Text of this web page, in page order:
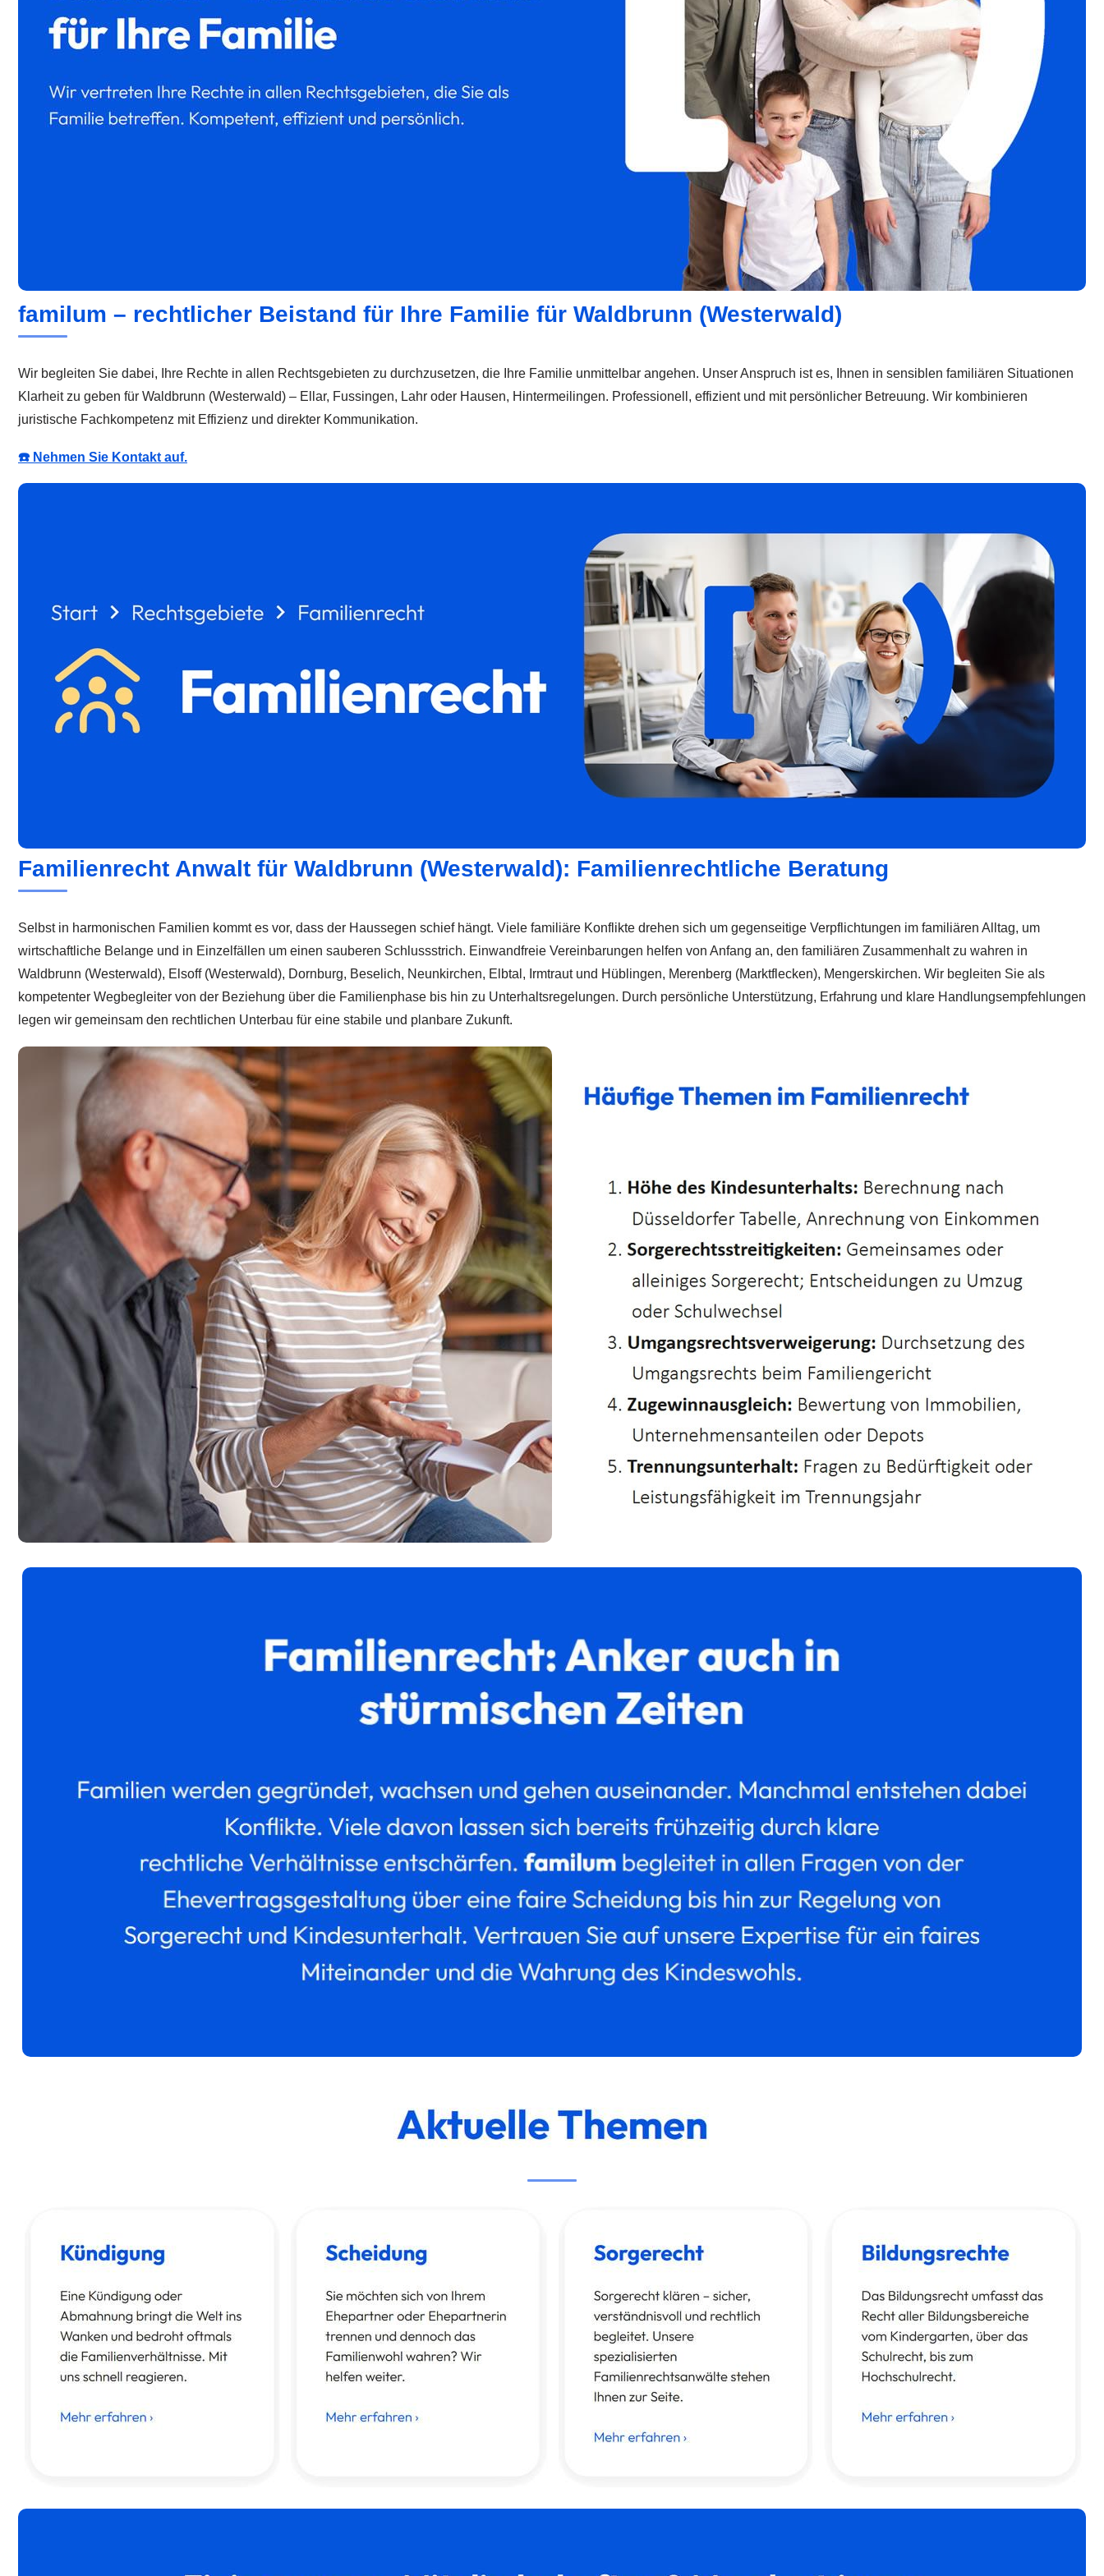
familum – rechtlicher Beistand für Ihre Familie für Waldbrunn (Westerwald)
Wir begleiten Sie dabei, Ihre Rechte in allen Rechtsgebieten zu durchzusetzen, die Ihre Familie unmittelbar angehen. Unser Anspruch ist es, Ihnen in sensiblen familiären Situationen
Klarheit zu geben für Waldbrunn (Westerwald) – Ellar, Fussingen, Lahr oder Hausen, Hintermeilingen. Professionell, effizient und mit persönlicher Betreuung. Wir kombinieren
juristische Fachkompetenz mit Effizienz und direkter Kommunikation.
☎️ Nehmen Sie Kontakt auf.
Familienrecht Anwalt für Waldbrunn (Westerwald): Familienrechtliche Beratung
Selbst in harmonischen Familien kommt es vor, dass der Haussegen schief hängt. Viele familiäre Konflikte drehen sich um gegenseitige Verpflichtungen im familiären Alltag, um
wirtschaftliche Belange und in Einzelfällen um einen sauberen Schlussstrich. Einwandfreie Vereinbarungen helfen von Anfang an, den familiären Zusammenhalt zu wahren in
Waldbrunn (Westerwald), Elsoff (Westerwald), Dornburg, Beselich, Neunkirchen, Elbtal, Irmtraut und Hüblingen, Merenberg (Marktflecken), Mengerskirchen. Wir begleiten Sie als
kompetenter Wegbegleiter von der Beziehung über die Familienphase bis hin zu Unterhaltsregelungen. Durch persönliche Unterstützung, Erfahrung und klare Handlungsempfehlungen
legen wir gemeinsam den rechtlichen Unterbau für eine stabile und planbare Zukunft.